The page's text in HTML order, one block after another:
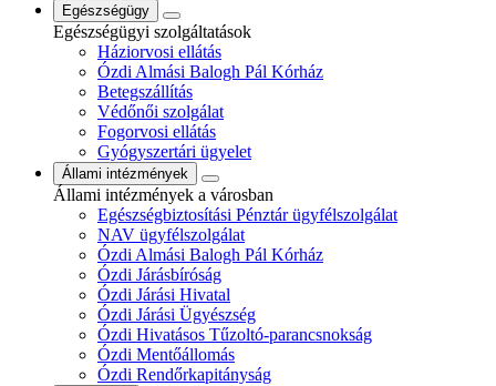
Egészségügy
Egészségügyi szolgáltatások
Háziorvosi ellátás
Ózdi Almási Balogh Pál Kórház
Betegszállítás
Védőnői szolgálat
Fogorvosi ellátás
Gyógyszertári ügyelet
Állami intézmények
Állami intézmények a városban
Egészségbiztosítási Pénztár ügyfélszolgálat
NAV ügyfélszolgálat
Ózdi Almási Balogh Pál Kórház
Ózdi Járásbíróság
Ózdi Járási Hivatal
Ózdi Járási Ügyészség
Ózdi Hivatásos Tűzoltó-parancsnokság
Ózdi Mentőállomás
Ózdi Rendőrkapitányság